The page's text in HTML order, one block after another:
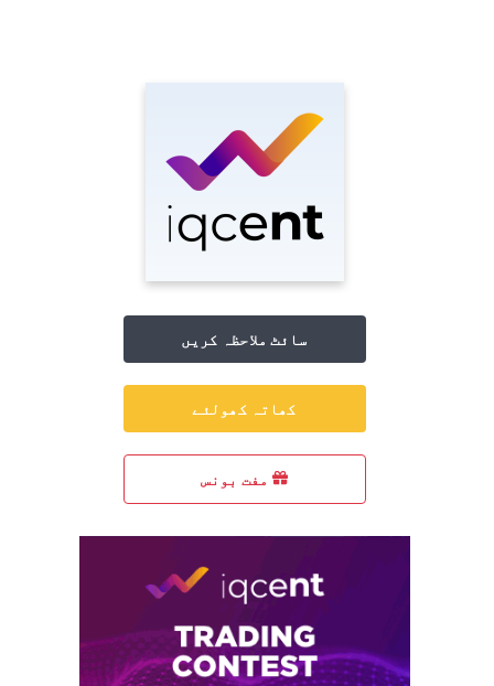
سائٹ ملاحظہ کریں
کھاتہ کھولئے
مفت بونس